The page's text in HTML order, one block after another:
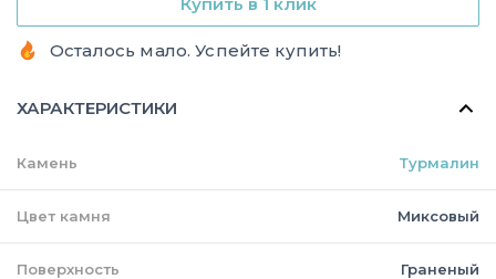
Осталось мало. Успейте купить!
ХАРАКТЕРИСТИКИ
Камень Турмалин
Цвет камня Миксовый
Поверхность Граненый